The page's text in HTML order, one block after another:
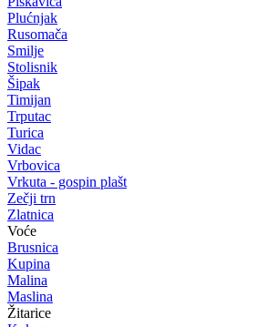
Plućnjak
Rusomača
Smilje
Stolisnik
Šipak
Timijan
Trputac
Turica
Vidac
Vrbovica
Vrkuta - gospin plašt
Zečji trn
Zlatnica
Voće
Brusnica
Kupina
Malina
Maslina
Žitarice